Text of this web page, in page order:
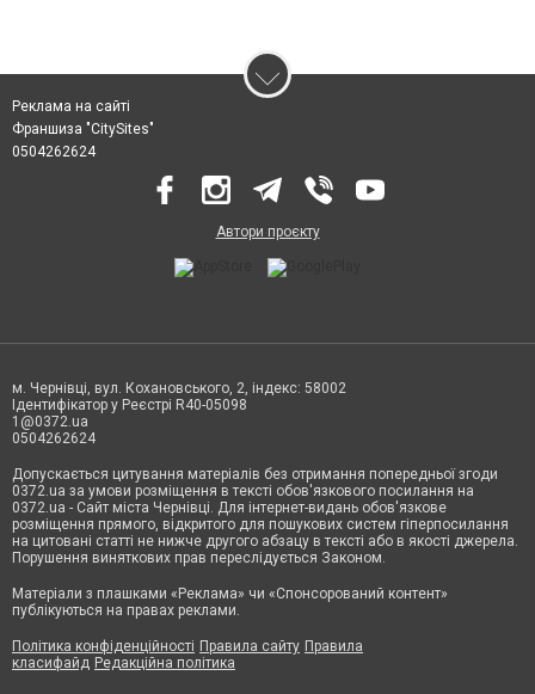
Реклама на сайті
Франшиза "CitySites"
0504262624
Автори проєкту
м. Чернівці, вул. Кохановського, 2, індекс: 58002
Ідентифікатор у Реєстрі R40-05098
1@0372.ua
0504262624
Допускається цитування матеріалів без отримання попередньої згоди
0372.ua за умови розміщення в тексті обов'язкового посилання на
0372.ua - Сайт міста Чернівці. Для інтернет-видань обов'язкове
розміщення прямого, відкритого для пошукових систем гіперпосилання
на цитовані статті не нижче другого абзацу в тексті або в якості джерела.
Порушення виняткових прав переслідується Законом.
Матеріали з плашками «Реклама» чи «Спонсорований контент»
публікуються на правах реклами.
Політика конфіденційності Правила сайту Правила
класифайд Редакційна політика